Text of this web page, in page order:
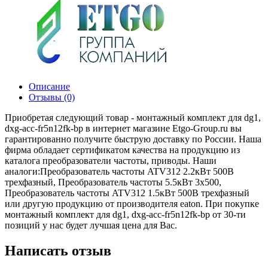
Описание
Отзывы (0)
Приобретая следующий товар - монтажный комплект для dg1,
dxg-acc-fr5n12fk-bp в интернет магазине Etgo-Group.ru вы
гарантированно получите быструю доставку по России. Наша
фирма обладает сертификатом качества на продукцию из
каталога преобразователи частоты, приводы. Наши
аналоги:Преобразователь частоты ATV312 2.2кВт 500В
трехфазный, Преобразователь частоты 5.5кВт 3х500,
Преобразователь частоты ATV312 1.5кВт 500В трехфазный
или другую продукцию от производителя eaton. При покупке
монтажный комплект для dg1, dxg-acc-fr5n12fk-bp от 30-ти
позиций у нас будет лучшая цена для Вас.
Написать отзыв